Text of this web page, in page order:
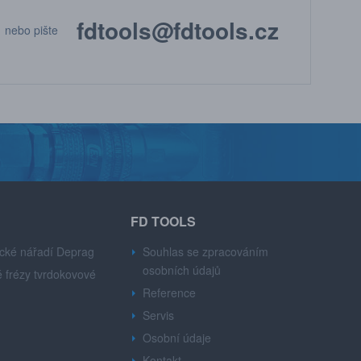
nebo pište fdtools@fdtools.cz
nářadí Deprag
frézy tvrdokovové
FD TOOLS
Souhlas se zpracováním
osobních údajů
Reference
Servis
Osobní údaje